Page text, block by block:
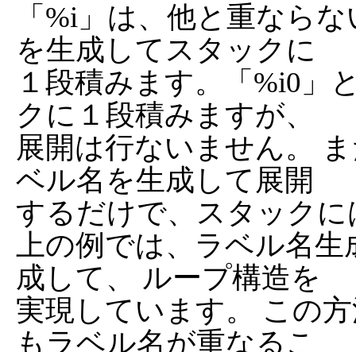
「%i」は、他と重なら
を生成してスタックに
１段積みます。「%i0」
クに１段積みますが、
展開は行ないません。
ベル名を生成して展開
するだけで、スタック
上の例では、ラベル名
成して、 ループ構造を
実現しています。 この
もラベル名が重なるこ